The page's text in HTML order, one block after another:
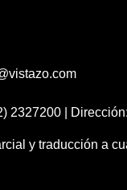
2327200 |
y traducción a